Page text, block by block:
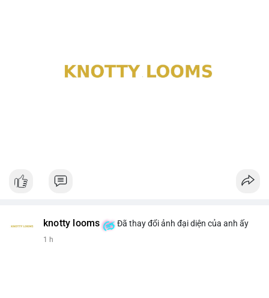
knotty looms Đã thay đổi ảnh đại diện của anh ấy
1 h